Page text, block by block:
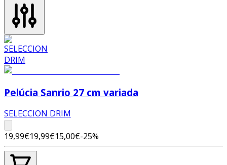
Pelúcia Sanrio 27 cm variada
SELECCION DRIM
19,99€19,99€15,00€-25%